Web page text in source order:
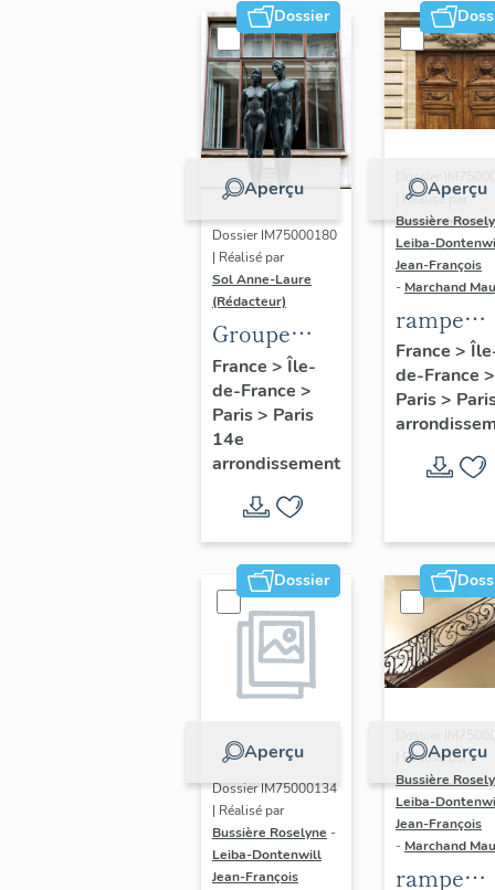
Dossier
Aperçu
Dossier IM75000180
| Réalisé par
Sol Anne-Laure
(Rédacteur)
Groupe
sculpté :
Les
Adolescents
France > Île-
de-France >
Paris> Paris
14e
arrondissement
Aperçu
Dossier
| Réalisé par
Bussière
Leiba-
Jean-François
- Marchand
rampe
d'appui,
escalier
l' hôtel
(non
France >
de-France >
Paris>
Dossier
Aperçu
Dossier IM75000134
| Réalisé par
Bussière Roselyne -
Leiba-Dontenwill
Jean-François
Aperçu
| Réalisé par
Bussière
Leiba-
Jean-François
- Marchand
rampe